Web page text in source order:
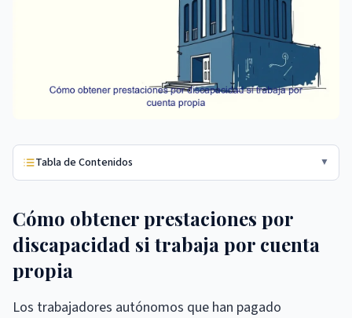
Tabla de Contenidos ▼
Cómo obtener prestaciones por
discapacidad si trabaja por cuenta
propia
Los trabajadores autónomos que han pagado